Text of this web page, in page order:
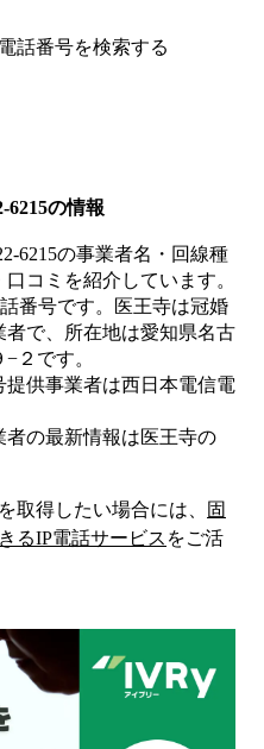
6215の情報
6215の事業者名・回線種
コミを紹介しています。
番号です。 医王寺は冠婚
者で、所在地は愛知県名古
２ です。
提供事業者は西日本電信電
者の最新情報は医王寺の
取得したい場合には、
固
るIP電話サービス をご活